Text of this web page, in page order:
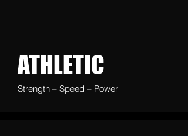
ATHLETIC
Strength – Speed – Power